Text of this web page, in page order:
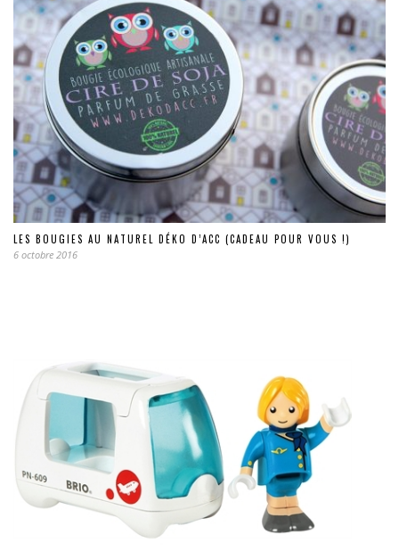
LES BOUGIES AU NATUREL DÉKO D’ACC (CADEAU POUR VOUS !)
6 octobre 2016